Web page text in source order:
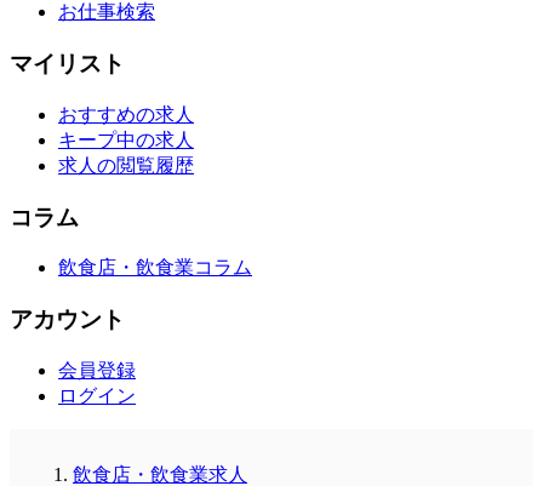
お仕事検索
マイリスト
おすすめの求人
キープ中の求人
求人の閲覧履歴
コラム
飲食店・飲食業コラム
アカウント
会員登録
ログイン
飲食店・飲食業求人